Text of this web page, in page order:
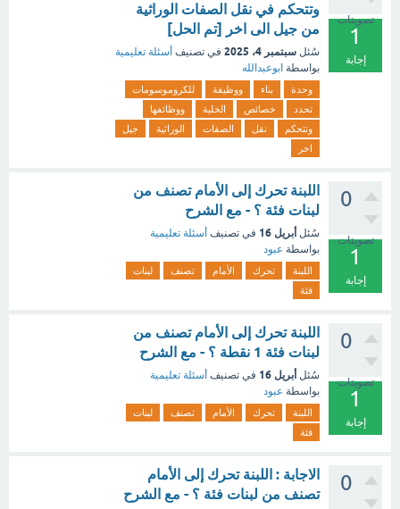
تصويتات
1
إجابة
وتتحكم في نقل الصفات الوراثية
من جيل الى اخر [تم الحل]
سُئل سبتمبر 4، 2025 في تصنيف أسئلة تعليمية
بواسطة ابوعبدالله
وحدة بناء ووظيفة
للكروموسومات
تحدد
خصائص الخلية
ووظائفها
وتتحكم
نقل الصفات الوراثية
جيل
اخر
0
تصويتات
1
إجابة
اللبنة تحرك إلى الأمام تصنف من
لبنات فئة ؟ - مع الشرح
سُئل أبريل 16 في تصنيف أسئلة تعليمية
بواسطة عبود
اللبنة تحرك الأمام تصنف
لبنات
فئة
0
تصويتات
1
إجابة
اللبنة تحرك إلى الأمام تصنف من
لبنات فئة 1 نقطة ؟ - مع الشرح
سُئل أبريل 16 في تصنيف أسئلة تعليمية
بواسطة عبود
اللبنة تحرك الأمام تصنف
لبنات
فئة
0
الاجابة : اللبنة تحرك إلى الأمام
تصنف من لبنات فئة ؟ - مع الشرح